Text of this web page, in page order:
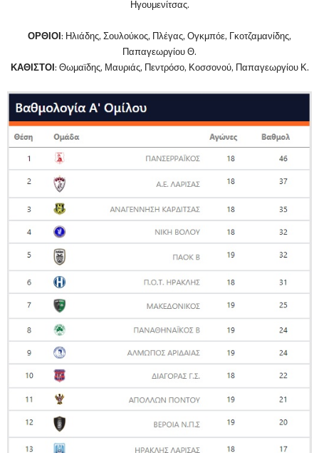
Ηγουμενίτσας.
ΟΡΘΙΟΙ: Ηλιάδης, Σουλούκος, Πλέγας, Ογκμπόε, Γκοτζαμανίδης,
Παπαγεωργίου Θ.
ΚΑΘΙΣΤΟΙ: Θωμαϊδης, Μαυριάς, Πεντρόσο, Κοσσονού, Παπαγεωργίου Κ.